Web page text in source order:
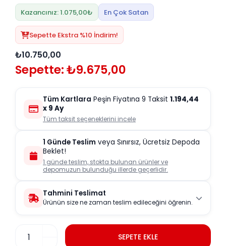
Kazancınız: 1.075,00₺ En Çok Satan
Sepette Ekstra %10 İndirim!
₺10.750,00
Sepette: ₺9.675,00
Tüm Kartlara Peşin Fiyatına 9 Taksit 1.194,44
x 9 Ay
Tüm taksit seçeneklerini incele
1 Günde Teslim veya Sınırsız, Ücretsiz Depoda
Beklet!
1 günde teslim, stokta bulunan ürünler ve
depomuzun bulunduğu illerde geçerlidir.
Tahmini Teslimat
Ürünün size ne zaman teslim edileceğini öğrenin.
SEPETE EKLE